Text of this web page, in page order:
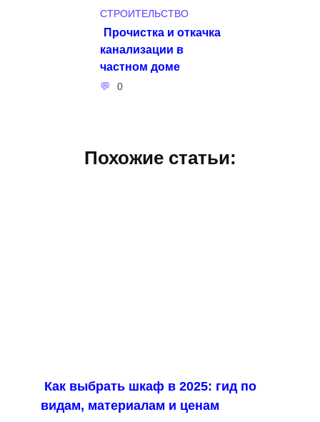
СТРОИТЕЛЬСТВО
Прочистка и откачка
канализации в
частном доме
0
Похожие статьи:
Как выбрать шкаф в 2025: гид по
видам, материалам и ценам